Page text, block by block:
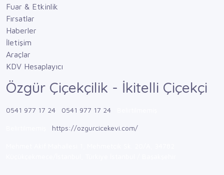
Fuar & Etkinlik
Fırsatlar
Haberler
İletişim
Araçlar
KDV Hesaplayıcı
Özgür Çiçekçilik - İkitelli Çiçekçi
0541 977 17 24 0541 977 17 24
https://ozgurcicekevi.com/